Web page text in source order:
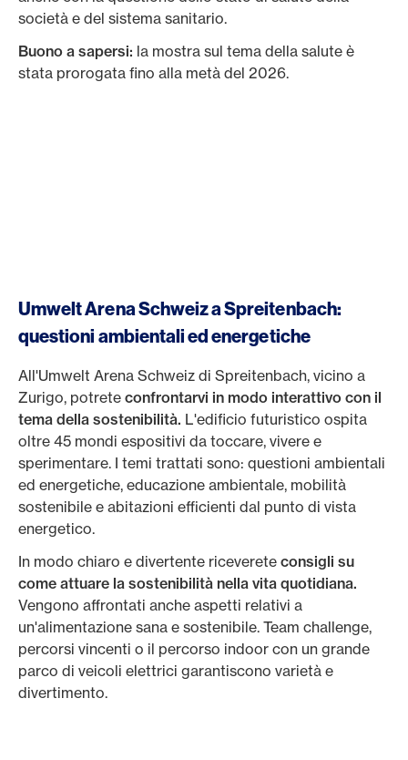
società e del sistema sanitario.
Buono a sapersi: la mostra sul tema della salute è
stata prorogata fino alla metà del 2026.
Umwelt Arena Schweiz a Spreitenbach:
questioni ambientali ed energetiche
All'Umwelt Arena Schweiz di Spreitenbach, vicino a
Zurigo, potrete confrontarvi in modo interattivo con il
tema della sostenibilità. L'edificio futuristico ospita
oltre 45 mondi espositivi da toccare, vivere e
sperimentare. I temi trattati sono: questioni ambientali
ed energetiche, educazione ambientale, mobilità
sostenibile e abitazioni efficienti dal punto di vista
energetico.
In modo chiaro e divertente riceverete consigli su
come attuare la sostenibilità nella vita quotidiana.
Vengono affrontati anche aspetti relativi a
un'alimentazione sana e sostenibile. Team challenge,
percorsi vincenti o il percorso indoor con un grande
parco di veicoli elettrici garantiscono varietà e
divertimento.